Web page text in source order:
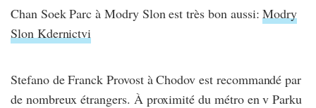
Chan Soek Parc à Modry Slon est très bon aussi:Modry
Slon Kdernictvi
Stefano de Franck Provost à Chodov est recommandé par
de nombreux étrangers. À proximité du métro en v Parku